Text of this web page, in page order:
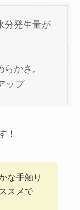
分発生量が
かさ。
ップ
！
な手触り
スメで